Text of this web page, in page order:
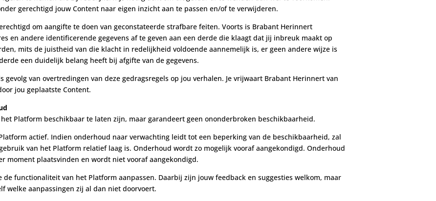
gerechtigd jouw Content naar eigen inzicht aan te passen en/of te verwijderen.
om aangifte te doen van geconstateerde strafbare feiten. Voorts is Brabant Herinnert
en andere identificerende gegevens af te geven aan een derde die klaagt dat jij inbreuk maakt op
mits de juistheid van die klacht in redelijkheid voldoende aannemelijk is, er geen andere wijze is
een duidelijk belang heeft bij afgifte van de gegevens.
gevolg van overtredingen van deze gedragsregels op jou verhalen. Je vrijwaart Brabant Herinnert van
jou geplaatste Content.
Platform beschikbaar te laten zijn, maar garandeert geen ononderbroken beschikbaarheid.
actief. Indien onderhoud naar verwachting leidt tot een beperking van de beschikbaarheid, zal
van het Platform relatief laag is. Onderhoud wordt zo mogelijk vooraf aangekondigd. Onderhoud
moment plaatsvinden en wordt niet vooraf aangekondigd.
functionaliteit van het Platform aanpassen. Daarbij zijn jouw feedback en suggesties welkom, maar
welke aanpassingen zij al dan niet doorvoert.